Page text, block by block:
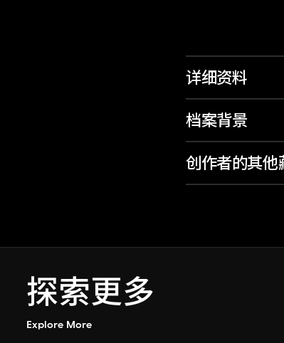
详细资料
档案背景
创作者的其他
探索更多
Explore More